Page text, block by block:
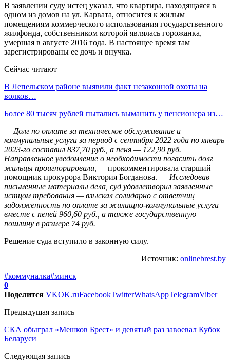
В заявлении суду истец указал, что квартира, находящаяся в
одном из домов на ул. Карвата, относится к жилым
помещениям коммерческого использования государственного
жилфонда, собственником которой являлась горожанка,
умершая в августе 2016 года. В настоящее время там
зарегистрированы ее дочь и внучка.
Сейчас читают
В Лепельском районе выявили факт незаконной охоты на
волков…
Более 80 тысяч рублей пытались выманить у пенсионера из…
— Долг по оплате за техническое обслуживание и
коммунальные услуги за период с сентября 2022 года по январь
2023-го составил 837,70 руб., а пеня — 122,90 руб.
Направленное уведомление о необходимости погасить долг
жильцы проигнорировали, —прокомментировала старший
помощник прокурора Виктория Богданова. — Исследовав
письменные материалы дела, суд удовлетворил заявленные
истцом требования — взыскал солидарно с ответчиц
задолженность по оплате за жилищно-коммунальные услуги
вместе с пеней 960,60 руб., а также государственную
пошлину в размере 74 руб.
Решение суда вступило в законную силу.
Источник: onlinebrest.by
#коммуналка#минск
0
Поделится VKOK.ruFacebookTwitterWhatsAppTelegramViber
Предыдущая запись
СКА обыграл «Мешков Брест» и девятый раз завоевал Кубок
Беларуси
Следующая запись